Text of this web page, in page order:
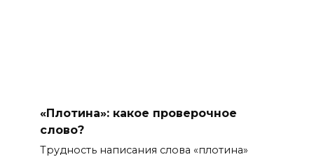
«Плотина»: какое проверочное
слово?
Трудность написания слова «плотина»